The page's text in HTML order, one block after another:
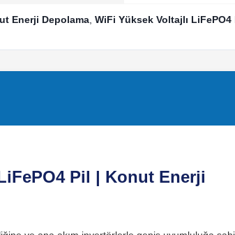
Enerji Depolama WiFi Yüksek Voltajlı LiFePO4
Pil | Konut Enerji